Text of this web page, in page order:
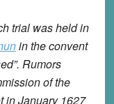
trial was held in
in the convent
Rumors
of the
in January 1627